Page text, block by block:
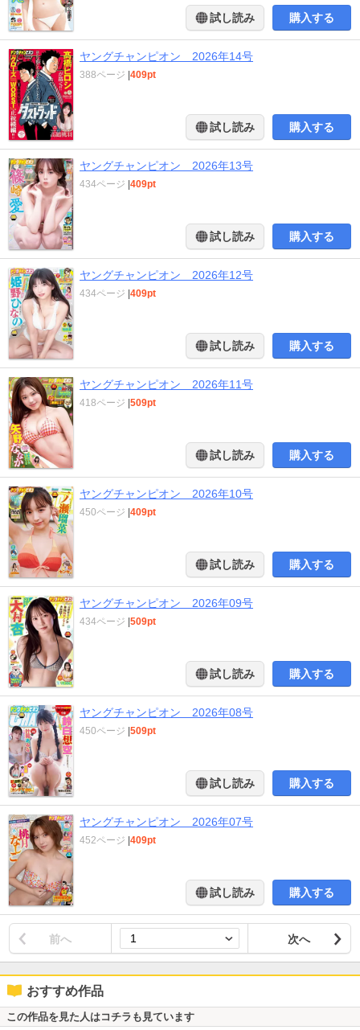
試し読み 購入する
ヤングチャンピオン 2026年14号
388ページ 409pt
試し読み 購入する
ヤングチャンピオン 2026年13号
434ページ 409pt
試し読み 購入する
ヤングチャンピオン 2026年12号
434ページ 409pt
試し読み 購入する
ヤングチャンピオン 2026年11号
418ページ 509pt
試し読み 購入する
ヤングチャンピオン 2026年10号
450ページ 409pt
試し読み 購入する
ヤングチャンピオン 2026年09号
434ページ 509pt
試し読み 購入する
ヤングチャンピオン 2026年08号
450ページ 509pt
試し読み 購入する
ヤングチャンピオン 2026年07号
452ページ 409pt
試し読み 購入する
前へ 次へ
おすすめ作品
この作品を見た人はコチラも見ています